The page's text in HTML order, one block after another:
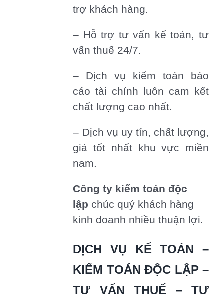
trợ khách hàng.
– Hỗ trợ tư vấn kế toán, tư
vấn thuế 24/7.
– Dịch vụ kiểm toán báo
cáo tài chính luôn cam kết
chất lượng cao nhất.
– Dịch vụ uy tín, chất lượng,
giá tốt nhất khu vực miền
nam.
Công ty kiểm toán độc
lập chúc quý khách hàng
kinh doanh nhiều thuận lợi.
DỊCH VỤ KẾ TOÁN –
KIỂM TOÁN ĐỘC LẬP –
TƯ VẤN THUẾ – TƯ